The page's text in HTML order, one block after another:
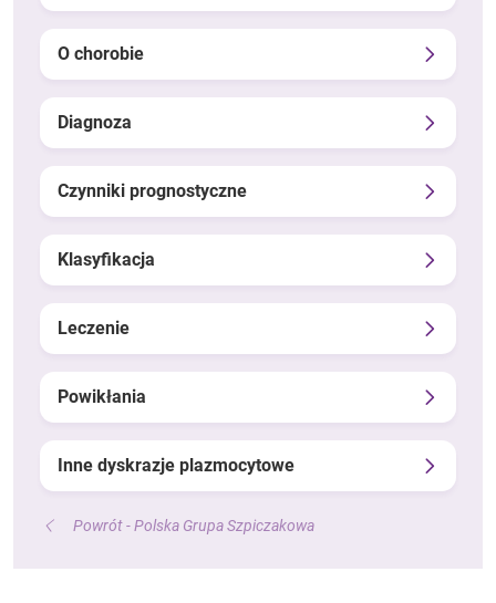
O chorobie
Diagnoza
Czynniki prognostyczne
Klasyfikacja
Leczenie
Powikłania
Inne dyskrazje plazmocytowe
Powrót - Polska Grupa Szpiczakowa